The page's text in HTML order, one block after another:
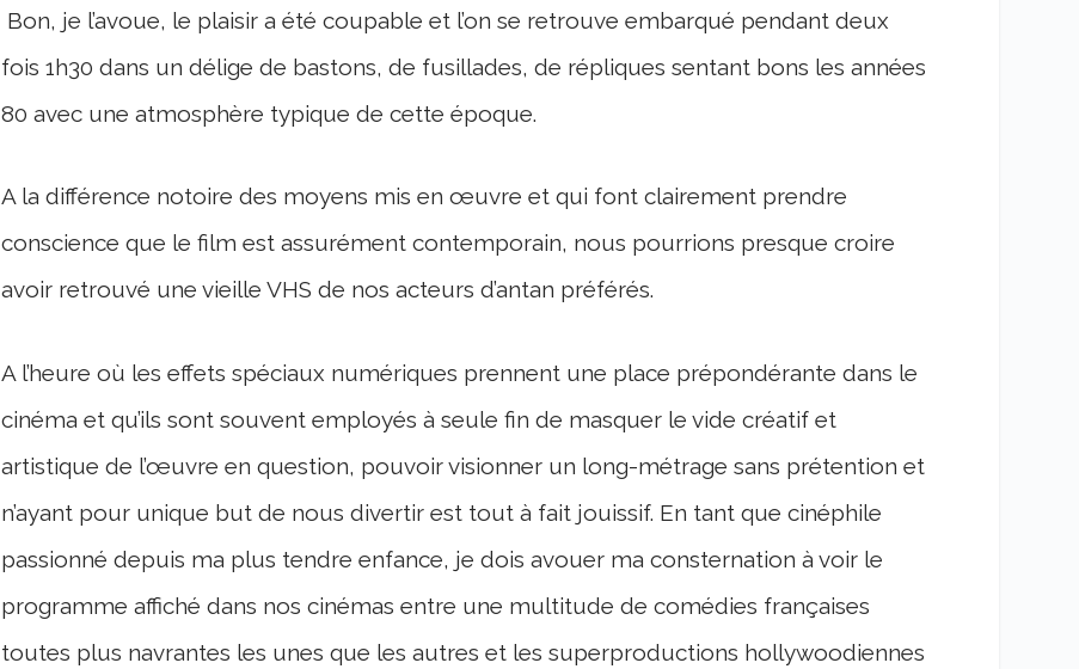
Bon, je l’avoue, le plaisir a été coupable et l’on se retrouve embarqué pendant deux
fois 1h30 dans un délige de bastons, de fusillades, de répliques sentant bons les années
80 avec une atmosphère typique de cette époque.
A la différence notoire des moyens mis en œuvre et qui font clairement prendre
conscience que le film est assurément contemporain, nous pourrions presque croire
avoir retrouvé une vieille VHS de nos acteurs d’antan préférés.
A l’heure où les effets spéciaux numériques prennent une place prépondérante dans le
cinéma et qu’ils sont souvent employés à seule fin de masquer le vide créatif et
artistique de l’œuvre en question, pouvoir visionner un long-métrage sans prétention et
n’ayant pour unique but de nous divertir est tout à fait jouissif. En tant que cinéphile
passionné depuis ma plus tendre enfance, je dois avouer ma consternation à voir le
programme affiché dans nos cinémas entre une multitude de comédies françaises
toutes plus navrantes les unes que les autres et les superproductions hollywoodiennes